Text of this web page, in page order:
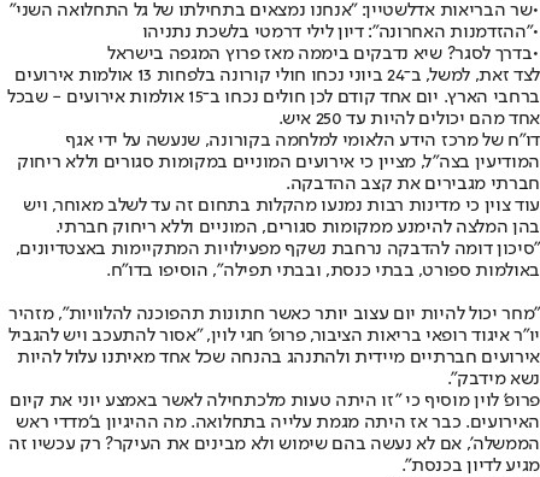
•שר הבריאות אדלשטיין: "אנחנו נמצאים בתחילתו של גל התחלואה השני"
•"ההזדמנות האחרונה": דיון לילי דרמטי בלשכת נתניהו
•בדרך לסגר? שיא נדבקים ביממה מאז פרוץ המגפה בישראל
לצד זאת, למשל, ב־24 ביוני נכחו חולי קורונה בלפחות 13 אולמות אירועים
ברחבי הארץ. יום אחד קודם לכן חולים נכחו ב־15 אולמות אירועים - שבכל
אחד מהם יכולים להיות עד 250 איש.
דו"ח של מרכז הידע הלאומי למלחמה בקורונה, שנעשה על ידי אגף
המודיעין בצה"ל, מציין כי אירועים המוניים במקומות סגורים וללא ריחוק
חברתי מגבירים את קצב ההדבקה.
עוד צוין כי מדינות רבות נמנעו מהקלות בתחום זה עד לשלב מאוחר, ויש
בהן המלצה להימנע ממקומות סגורים, המוניים וללא ריחוק חברתי.
"סיכון דומה להדבקה נרחבת נשקף מפעילויות המתקיימות באצטדיונים,
באולמות ספורט, בבתי כנסת, ובבתי תפילה", הוסיפו בדו"ח.
"מחר יכול להיות יום עצוב יותר כאשר חתונות תהפוכנה להלוויות", מזהיר
יו"ר איגוד רופאי בריאות הציבור, פרופ' חגי לוין, "אסור להתעכב ויש להגביל
אירועים חברתיים מיידית ולהתנהג בהנחה שכל אחד מאיתנו עלול להיות
נשא מידבק".
פרופ' לוין מוסיף כי "זו היתה טעות מלכתחילה לאשר באמצע יוני את קיום
האירועים. כבר אז היתה מגמת עלייה בתחלואה. מה ההיגיון ב'מדדי ראש
הממשלה', אם לא נעשה בהם שימוש ולא מבינים את העיקר? רק עכשיו זה
מגיע לדיון בכנסת".